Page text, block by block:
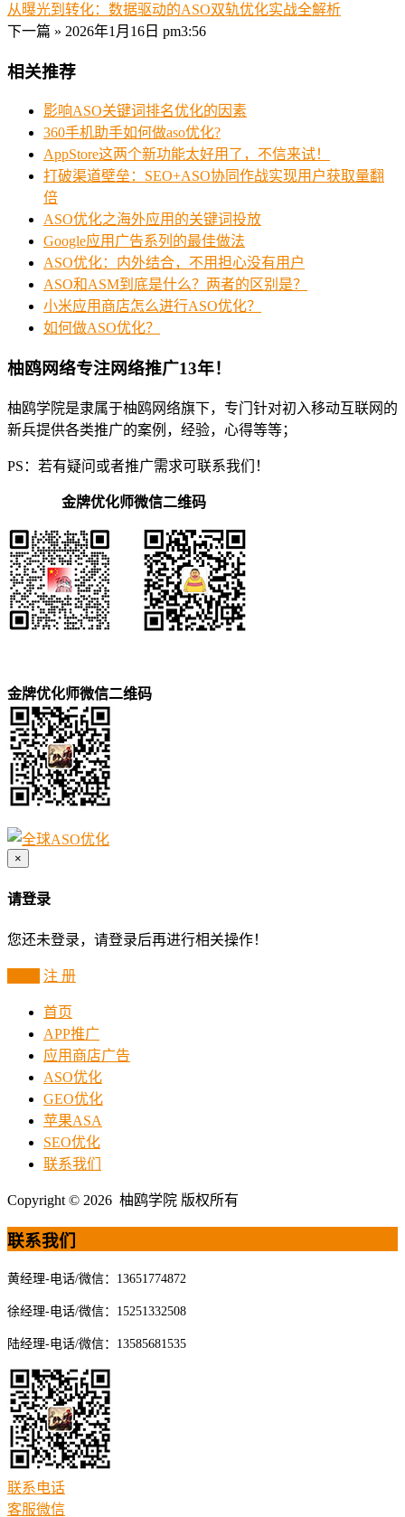
从曝光到转化：数据驱动的ASO双轨优化实战全解析
下一篇 » 2026年1月16日 pm3:56
相关推荐
影响ASO关键词排名优化的因素
360手机助手如何做aso优化?
AppStore这两个新功能太好用了，不信来试！
打破渠道壁垒：SEO+ASO协同作战实现用户获取量翻
倍
ASO优化之海外应用的关键词投放
Google应用广告系列的最佳做法
ASO优化：内外结合，不用担心没有用户
ASO和ASM到底是什么？两者的区别是？
小米应用商店怎么进行ASO优化？
如何做ASO优化？
柚鸥网络专注网络推广13年！
柚鸥学院是隶属于柚鸥网络旗下，专门针对初入移动互联网的
新兵提供各类推广的案例，经验，心得等等；
PS：若有疑问或者推广需求可联系我们！
金牌优化师微信二维码
金牌优化师微信二维码
×
请登录
您还未登录，请登录后再进行相关操作！
注 册
首页
APP推广
应用商店广告
ASO优化
GEO优化
苹果ASA
SEO优化
联系我们
Copyright © 2026 柚鸥学院 版权所有
联系我们
黄经理-电话/微信：13651774872
徐经理-电话/微信：15251332508
陆经理-电话/微信：13585681535
联系电话
客服微信